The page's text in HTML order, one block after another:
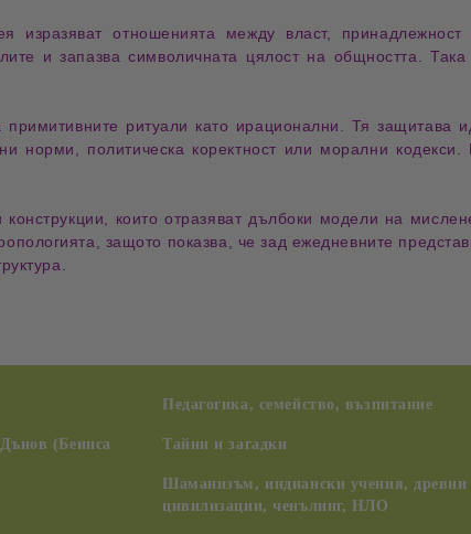
изразяват отношенията между власт,
и запазвасимволичната цялост на общността. Така
примитивните ритуали като ирационални. Тя защитава
норми, политическа коректност или морални
конструкции , които отразяват дълбоки модели на
защото показва, че зад ежедневните
(Беинса
Педагогика, семейство, възпитание
Тайни и загадки
Шаманизъм, индиански учения, древни
цивилизации, ченълинг, НЛО